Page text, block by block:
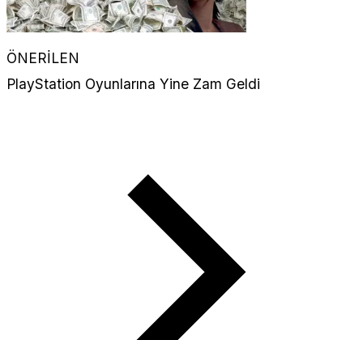
ÖNERİLEN
PlayStation Oyunlarına Yine Zam Geldi